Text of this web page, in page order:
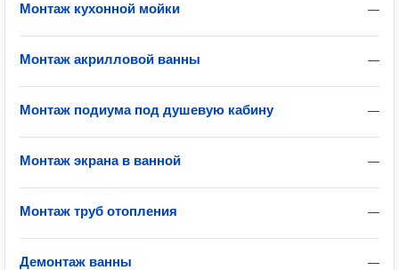
—
Монтаж кухонной мойки
—
Монтаж акрилловой ванны
—
Монтаж подиума под душевую кабину
—
Монтаж экрана в ванной
—
Монтаж труб отопления
—
Демонтаж ванны